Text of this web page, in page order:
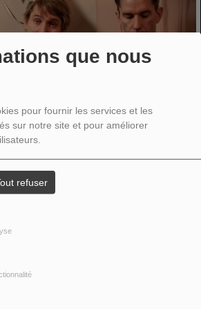
que nous
pour fournir les services et les
sur notre site et pour améliorer
refuser
fr/track/6alj6al80lVlukHNBeaxJ2?